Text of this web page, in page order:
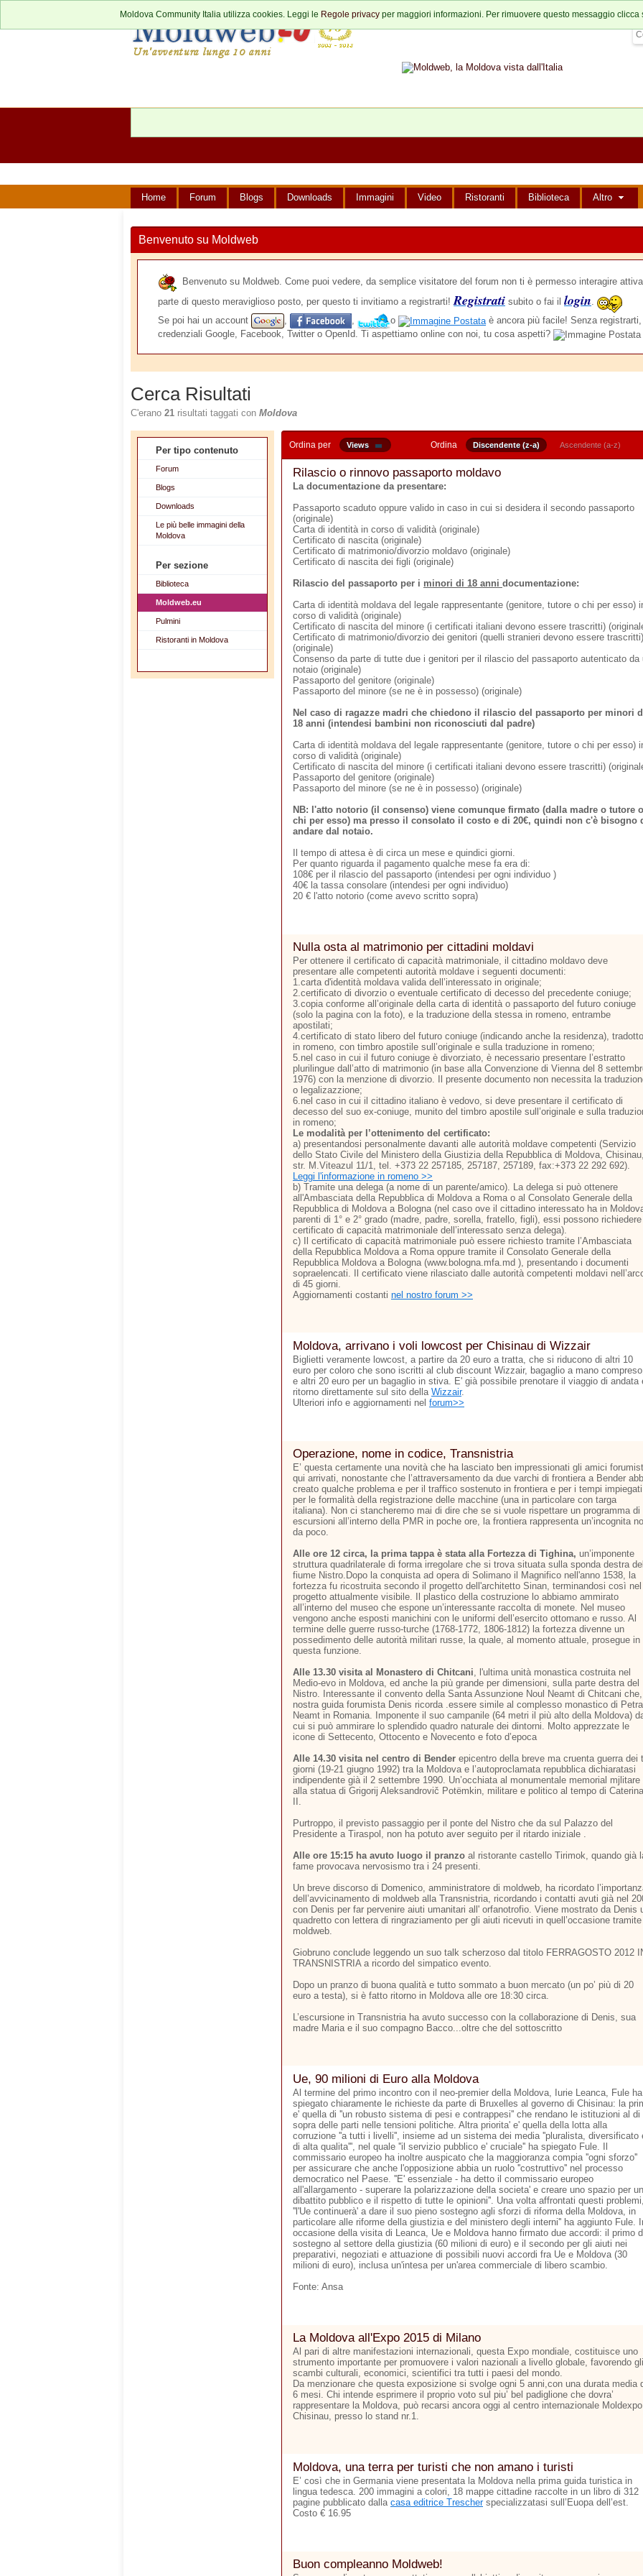
Moldova Community Italia utilizza cookies. Leggi le Regole privacy per maggiori informazioni. Per rimuovere questo messaggio
Home Forum Blogs Downloads Immagini Video Ristoranti Biblioteca Altro
Benvenuto su Moldweb
Benvenuto su Moldweb. Come puoi vedere, da semplice visitatore del forum non ti è permesso interagire
parte di questo meraviglioso posto, per questo ti invitiamo a registrarti!Registrati subito o fai il login.
Se poi hai un account
, , o è ancora più facile! Senza
credenziali Google, Facebook, Twitter o OpenId. Ti aspettiamo online con noi, tu cosa aspetti?
Cerca Risultati
C'erano 21 risultati taggati con Moldova
Per tipo contenuto
Forum
Blogs
Downloads
Le più belle immagini della
Moldova
Per sezione
Biblioteca
Moldweb.eu
Pulmini
Ristoranti in Moldova
Ordina per Views Ordina Discendente (z-a) Ascendente (a-z)
Rilascio o rinnovo passaporto moldavo
La documentazione da presentare:
Passaporto scaduto oppure valido in caso in cui si desidera il secondo passaporto
(originale)
Carta di identità in corso di validità (originale)
Certificato di nascita (originale)
Certificato di matrimonio/divorzio moldavo (originale)
Certificato di nascita dei figli (originale)
Rilascio del passaporto per i minori di 18 anni documentazione:
Carta di identità moldava del legale rappresentante (genitore, tutore o chi per esso)
corso di validità (originale)
Certificato di nascita del minore (i certificati italiani devono essere trascritti)
Certificato di matrimonio/divorzio dei genitori (quelli stranieri devono essere trascritti)
(originale)
Consenso da parte di tutte due i genitori per il rilascio del passaporto autenticato da
notaio (originale)
Passaporto del genitore (originale)
Passaporto del minore (se ne è in possesso) (originale)
Nel caso di ragazze madri che chiedono il rilascio del passaporto per minori
18 anni (intendesi bambini non riconosciuti dal padre)
Carta di identità moldava del legale rappresentante (genitore, tutore o chi per esso)
corso di validità (originale)
Certificato di nascita del minore (i certificati italiani devono essere trascritti)
Passaporto del genitore (originale)
Passaporto del minore (se ne è in possesso) (originale)
NB: l'atto notorio (il consenso) viene comunque firmato (dalla madre o tutore o
chi per esso) ma presso il consolato il costo e di 20€, quindi non c'è bisogno
andare dal notaio.
Il tempo di attesa è di circa un mese e quindici giorni.
Per quanto riguarda il pagamento qualche mese fa era di:
108€ per il rilascio del passaporto (intendesi per ogni individuo )
40€ la tassa consolare (intendesi per ogni individuo)
20 € l'atto notorio (come avevo scritto sopra)
Nulla osta al matrimonio per cittadini moldavi
Per ottenere il certificato di capacità matrimoniale, il cittadino moldavo deve
presentare alle competenti autorità moldave i seguenti documenti:
1.carta d'identità moldava valida dell’interessato in originale;
2.certificato di divorzio o eventuale certificato di decesso del precedente coniuge;
3.copia conforme all’originale della carta di identità o passaporto del futuro coniuge
(solo la pagina con la foto), e la traduzione della stessa in romeno, entrambe
apostilati;
4.certificato di stato libero del futuro coniuge (indicando anche la residenza), tradotto
in romeno, con timbro apostile sull’originale e sulla traduzione in romeno;
5.nel caso in cui il futuro coniuge è divorziato, è necessario presentare l’estratto
plurilingue dall’atto di matrimonio (in base alla Convenzione di Vienna del 8
1976) con la menzione di divorzio. Il presente documento non necessita la
o legalizazzione;
6.nel caso in cui il cittadino italiano è vedovo, si deve presentare il certificato di
decesso del suo ex-coniuge, munito del timbro apostile sull’originale e sulla
in romeno;
Le modalità per l’ottenimento del certificato:
a) presentandosi personalmente davanti alle autorità moldave competenti (Servizio
dello Stato Civile del Ministero della Giustizia della Repubblica di Moldova, Chisinau,
str. M.Viteazul 11/1, tel. +373 22 257185, 257187, 257189, fax:+373 22 292 692).
Leggi l'informazione in romeno >>
b) Tramite una delega (a nome di un parente/amico). La delega si può ottenere
all'Ambasciata della Repubblica di Moldova a Roma o al Consolato Generale della
Repubblica di Moldova a Bologna (nel caso ove il cittadino interessato ha in
parenti di 1° e 2° grado (madre, padre, sorella, fratello, figli), essi possono richiedere
certificato di capacità matrimoniale dell’interessato senza delega).
c) Il certificato di capacità matrimoniale può essere richiesto tramite l’Ambasciata
della Repubblica Moldova a Roma oppure tramite il Consolato Generale della
Repubblica Moldova a Bologna (www.bologna.mfa.md ), presentando i documenti
sopraelencati. Il certificato viene rilasciato dalle autorità competenti moldavi
di 45 giorni.
Aggiornamenti costanti nel nostro forum >>
Moldova, arrivano i voli lowcost per Chisinau di Wizzair
Biglietti veramente lowcost, a partire da 20 euro a tratta, che si riducono di altri 10
euro per coloro che sono iscritti al club discount Wizzair, bagaglio a mano
e altri 20 euro per un bagaglio in stiva. E' già possibile prenotare il viaggio di andata
ritorno direttamente sul sito della Wizzair.
Ulteriori info e aggiornamenti nel forum>>
Operazione, nome in codice, Transnistria
E’ questa certamente una novità che ha lasciato ben impressionati gli amici
qui arrivati, nonostante che l’attraversamento da due varchi di frontiera a Bender
creato qualche problema e per il traffico sostenuto in frontiera e per i tempi impiegati
per le formalità della registrazione delle macchine (una in particolare con targa
italiana). Non ci stancheremo mai di dire che se si vuole rispettare un programma di
escursioni all’interno della PMR in poche ore, la frontiera rappresenta un’incognita
da poco.
Alle ore 12 circa, la prima tappa è stata alla Fortezza di Tighina, un’imponente
struttura quadrilaterale di forma irregolare che si trova situata sulla sponda destra del
fiume Nistro.Dopo la conquista ad opera di Solimano il Magnifico nell'anno 1538, la
fortezza fu ricostruita secondo il progetto dell'architetto Sinan, terminandosi così nel
progetto attualmente visibile. Il plastico della costruzione lo abbiamo ammirato
all’interno del museo che espone un’interessante raccolta di monete. Nel museo
vengono anche esposti manichini con le uniformi dell’esercito ottomano e russo. Al
termine delle guerre russo-turche (1768-1772, 1806-1812) la fortezza divenne un
possedimento delle autorità militari russe, la quale, al momento attuale, prosegue in
questa funzione.
Alle 13.30 visita al Monastero di Chitcani, l'ultima unità monastica costruita nel
Medio-evo in Moldova, ed anche la più grande per dimensioni, sulla parte destra del
Nistro. Interessante il convento della Santa Assunzione Noul Neamt di Chitcani
nostra guida forumista Denis ricorda .essere simile al complesso monastico di Petra
Neamt in Romania. Imponente il suo campanile (64 metri il più alto della Moldova)
cui si può ammirare lo splendido quadro naturale dei dintorni. Molto apprezzate le
icone di Settecento, Ottocento e Novecento e foto d’epoca
Alle 14.30 visita nel centro di Bender epicentro della breve ma cruenta guerra dei
giorni (19-21 giugno 1992) tra la Moldova e l’autoproclamata repubblica dichiaratasi
indipendente già il 2 settembre 1990. Un’occhiata al monumentale memorial mjlitare
alla statua di Grigorij Aleksandrovič Potëmkin, militare e politico al tempo di Caterina
II.
Purtroppo, il previsto passaggio per il ponte del Nistro che da sul Palazzo del
Presidente a Tiraspol, non ha potuto aver seguito per il ritardo iniziale .
Alle ore 15:15 ha avuto luogo il pranzo al ristorante castello Tirimok, quando già
fame provocava nervosismo tra i 24 presenti.
Un breve discorso di Domenico, amministratore di moldweb, ha ricordato
dell’avvicinamento di moldweb alla Transnistria, ricordando i contatti avuti già nel
con Denis per far pervenire aiuti umanitari all' orfanotrofio. Viene mostrato da Denis
quadretto con lettera di ringraziamento per gli aiuti ricevuti in quell’occasione tramite
moldweb.
Giobruno conclude leggendo un suo talk scherzoso dal titolo FERRAGOSTO 2012
TRANSNISTRIA a ricordo del simpatico evento.
Dopo un pranzo di buona qualità e tutto sommato a buon mercato (un po’ più di 20
euro a testa), si è fatto ritorno in Moldova alle ore 18:30 circa.
L’escursione in Transnistria ha avuto successo con la collaborazione di Denis, sua
madre Maria e il suo compagno Bacco...oltre che del sottoscritto
Ue, 90 milioni di Euro alla Moldova
Al termine del primo incontro con il neo-premier della Moldova, Iurie Leanca, Fule ha
spiegato chiaramente le richieste da parte di Bruxelles al governo di Chisinau: la
e' quella di ''un robusto sistema di pesi e contrappesi'' che rendano le istituzioni al di
sopra delle parti nelle tensioni politiche. Altra priorita' e' quella della lotta alla
corruzione ''a tutti i livelli'', insieme ad un sistema dei media ''pluralista, diversificato
di alta qualita''', nel quale ''il servizio pubblico e' cruciale'' ha spiegato Fule. Il
commissario europeo ha inoltre auspicato che la maggioranza compia ''ogni sforzo''
per assicurare che anche l'opposizione abbia un ruolo ''costruttivo'' nel processo
democratico nel Paese. ''E' essenziale - ha detto il commissario europeo
all'allargamento - superare la polarizzazione della societa' e creare uno spazio per un
dibattito pubblico e il rispetto di tutte le opinioni''. Una volta affrontati questi problemi,
''l'Ue continuerà' a dare il suo pieno sostegno agli sforzi di riforma della Moldova, in
particolare alle riforme della giustizia e del ministero degli interni'' ha aggiunto Fule.
occasione della visita di Leanca, Ue e Moldova hanno firmato due accordi: il primo
sostegno al settore della giustizia (60 milioni di euro) e il secondo per gli aiuti nei
preparativi, negoziati e attuazione di possibili nuovi accordi fra Ue e Moldova (30
milioni di euro), inclusa un'intesa per un'area commerciale di libero scambio.
Fonte: Ansa
La Moldova all'Expo 2015 di Milano
Al pari di altre manifestazioni internazionali, questa Expo mondiale, costituisce uno
strumento importante per promuovere i valori nazionali a livello globale, favorendo gli
scambi culturali, economici, scientifici tra tutti i paesi del mondo.
Da menzionare che questa exposizione si svolge ogni 5 anni,con una durata media
6 mesi. Chi intende esprimere il proprio voto sul piu’ bel padiglione che dovra’
rappresentare la Moldova, può recarsi ancora oggi al centro internazionale
Chisinau, presso lo stand nr.1.
Moldova, una terra per turisti che non amano i turisti
E’ così che in Germania viene presentata la Moldova nella prima guida turistica in
lingua tedesca. 200 immagini a colori, 18 mappe cittadine raccolte in un libro di 312
pagine pubblicato dalla casa editrice Trescherspecializzatasi sull’Euopa dell’est.
Costo € 16.95
Buon compleanno Moldweb!